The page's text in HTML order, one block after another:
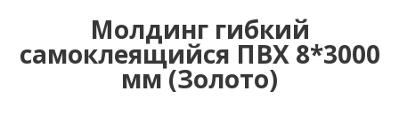
Молдинг гибкий
самоклеящийся ПВХ 8*3000
мм (Золото)